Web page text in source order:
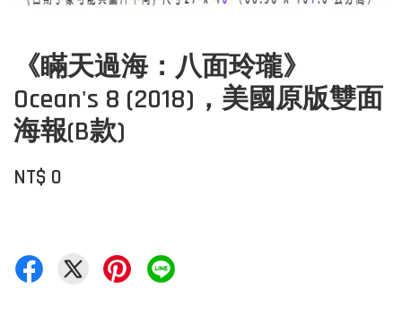
《瞞天過海：八面玲瓏》
Ocean's 8 (2018)，美國原版雙面
海報(B款)
NT$ 0